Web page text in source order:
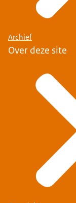
Archief
Over deze site